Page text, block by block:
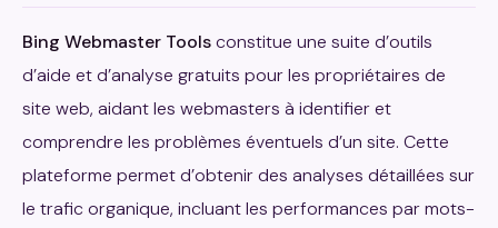
Bing Webmaster Toolsconstitue une suite d’outils
d’aide et d’analyse gratuits pour les propriétaires de
site web, aidant les webmasters à identifier et
comprendre les problèmes éventuels d’un site. Cette
plateforme permet d’obtenir des analyses détaillées sur
le trafic organique, incluant les performances par mots-